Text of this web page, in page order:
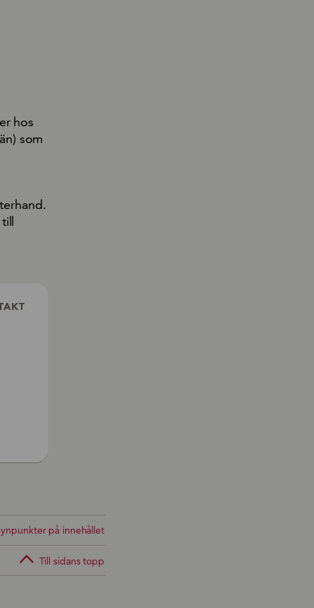
hos
som
på innehållet
Till sidans topp